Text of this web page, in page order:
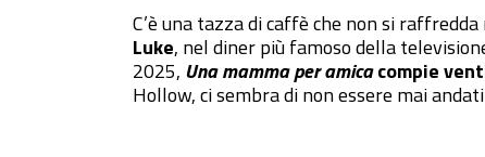
C’è una tazza di caffè che non si
Luke, nel diner più famoso della
2025, Una mamma per amicacompie
Hollow, ci sembra di non essere mai